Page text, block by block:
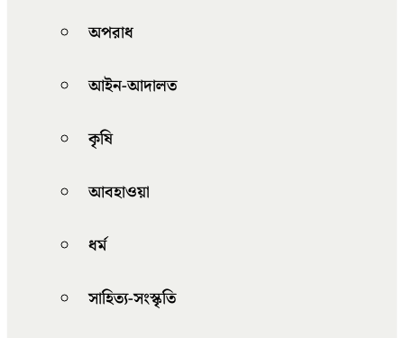
অপরাধ
আইন-আদালত
কৃষি
আবহাওয়া
ধর্ম
সাহিত্য-সংস্কৃতি